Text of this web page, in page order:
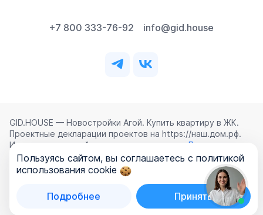
+7 800 333-76-92 info@gid.house
GID.HOUSE — Новостройки Агой. Купить квартиру в ЖК.
Проектные декларации проектов на https://наш.дом.рф.
Использование сайта означает согласие с
Лицензионным
соглашением ,Политикой конфиденциальностии
Политикой обработки персональных данных
ООО «ГИД.ХАУЗ»
Пользуясь сайтом, вы соглашаетесь с политикой
использования cookie
Подробнее Принять